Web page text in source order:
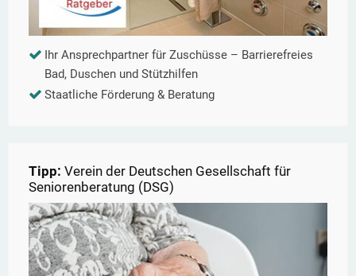
Ihr Ansprechpartner für Zuschüsse – Barrierefreies
Bad, Duschen und Stützhilfen
Staatliche Förderung & Beratung
Tipp: Verein der Deutschen Gesellschaft für
Seniorenberatung (DSG)